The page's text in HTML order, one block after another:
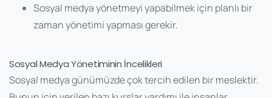
Sosyal medya yönetmeyiyapabilmek için planlı bir
zaman yönetimi yapması gerekir.
Sosyal Medya Yönetiminin İncelikleri
Sosyal medya günümüzde çok tercih edilen bir meslektir.